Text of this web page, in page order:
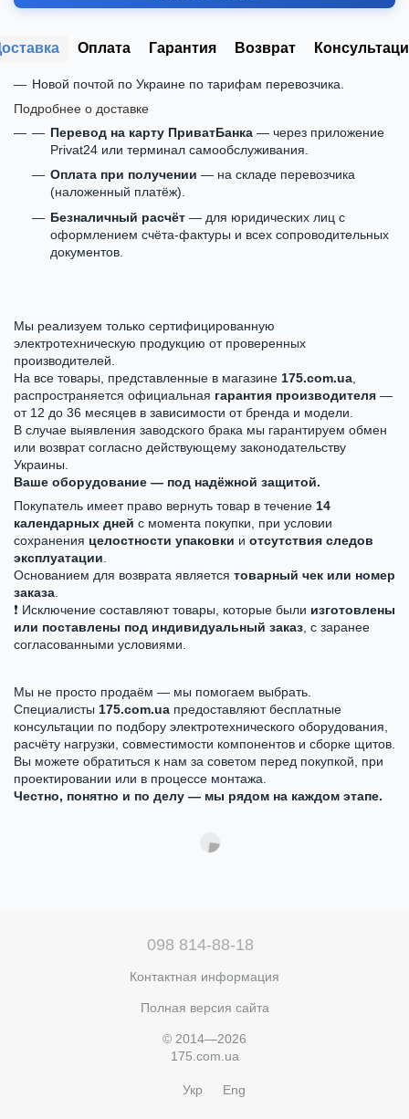
Оплата Гарантия Возврат
Новой почтой по Украине по тарифам перевозчика.
Подробнее о доставке
Перевод на карту ПриватБанка — через приложение
Privat24 или терминал самообслуживания.
Оплата при получении — на складе перевозчика
(наложенный платёж).
Безналичный расчёт — для юридических лиц с
оформлением счёта-фактуры и всех сопроводительных
документов.
Мы реализуем только сертифицированную
электротехническую продукцию от проверенных
производителей.
На все товары, представленные в магазине 175.com.ua
распространяется официальная гарантия производителя —
от 12 до 36 месяцев в зависимости от бренда и модели.
В случае выявления заводского брака мы гарантируем обмен
или возврат согласно действующему законодательству
Украины.
Ваше оборудование — под надёжной защитой.
Покупатель имеет право вернуть товар в течение 14
календарных дней с момента покупки, при условии
сохранения целостности упаковки и отсутствия следов
эксплуатации
Основанием для возврата является товарный чек или номер
заказа
❗ Исключение составляют товары, которые были изготовлены
или поставлены под индивидуальный заказ , с заранее
согласованными условиями.
Мы не просто продаём — мы помогаем выбрать.
Специалисты 175.com.ua предоставляют бесплатные
консультации по подбору электротехнического оборудования,
расчёту нагрузки, совместимости компонентов и сборке щитов.
Вы можете обратиться к нам за советом перед покупкой, при
проектировании или в процессе монтажа.
Честно, понятно и по делу — мы рядом на каждом этапе.
098 814-88-18
Контактная информация
Полная версия сайта
© 2014—2026
175.com.ua
Укр Eng